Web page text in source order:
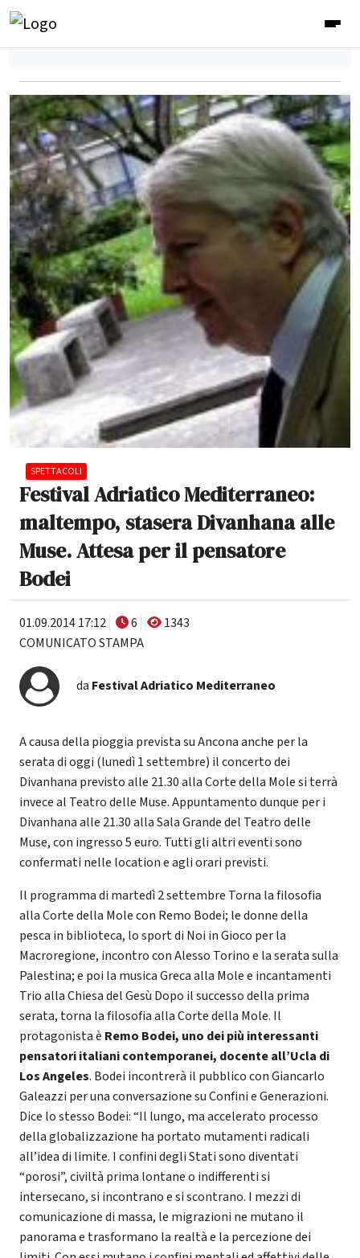
SPETTACOLI
Festival Adriatico Mediterraneo:
maltempo, stasera Divanhana alle
Muse. Attesa per il pensatore
Bodei
01.09.2014 17:12 6
1343
COMUNICATO STAMPA
da Festival Adriatico Mediterraneo
A causa della pioggia prevista su Ancona anche per la
serata di oggi (lunedì 1 settembre) il concerto dei
Divanhana previsto alle 21.30 alla Corte della Mole si terrà
invece al Teatro delle Muse. Appuntamento dunque per i
Divanhana alle 21.30 alla Sala Grande del Teatro delle
Muse, con ingresso 5 euro. Tutti gli altri eventi sono
confermati nelle location e agli orari previsti.
Il programma di martedì 2 settembre Torna la filosofia
alla Corte della Mole con Remo Bodei; le donne della
pesca in biblioteca, lo sport di Noi in Gioco per la
Macroregione, incontro con Alesso Torino e la serata sulla
Palestina; e poi la musica Greca alla Mole e incantamenti
Trio alla Chiesa del Gesù Dopo il successo della prima
serata, torna la filosofia alla Corte della Mole. Il
protagonista è Remo Bodei, uno dei più interessanti
pensatori italiani contemporanei, docente all’Ucla di
Los Angeles. Bodei incontrerà il pubblico con Giancarlo
Galeazzi per una conversazione su Confini e Generazioni.
Dice lo stesso Bodei: “Il lungo, ma accelerato processo
della globalizzazione ha portato mutamenti radicali
all’idea di limite. I confini degli Stati sono diventati
“porosi”, civiltà prima lontane o indifferenti si
intersecano, si incontrano e si scontrano. I mezzi di
comunicazione di massa, le migrazioni ne mutano il
panorama e trasformano la realtà e la percezione dei